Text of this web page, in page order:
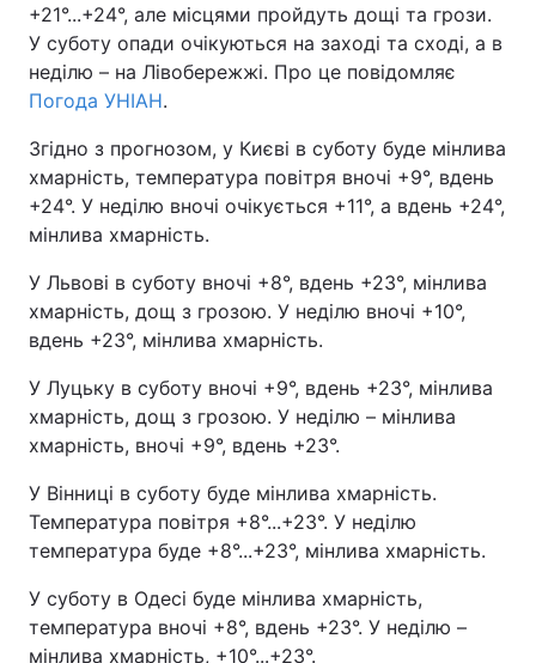
+21°...+24°, але місцями пройдуть дощі та грози.
У суботу опади очікуються на заході та сході, а в
неділю – на Лівобережжі. Про це повідомляє
Погода УНІАН.
Згідно з прогнозом, у Києві в суботу буде мінлива
хмарність, температура повітря вночі +9°, вдень
+24°. У неділю вночі очікується +11°, а вдень +24°,
мінлива хмарність.
У Львові в суботу вночі +8°, вдень +23°, мінлива
хмарність, дощ з грозою. У неділю вночі +10°,
вдень +23°, мінлива хмарність.
У Луцьку в суботу вночі +9°, вдень +23°, мінлива
хмарність, дощ з грозою. У неділю – мінлива
хмарність, вночі +9°, вдень +23°.
У Вінниці в суботу буде мінлива хмарність.
Температура повітря +8°...+23°. У неділю
температура буде +8°...+23°, мінлива хмарність.
У суботу в Одесі буде мінлива хмарність,
температура вночі +8°, вдень +23°. У неділю –
мінлива хмарність, +10°...+23°.